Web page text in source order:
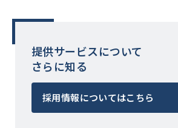
提供サービスについて
さらに知る
採用情報についてはこちら